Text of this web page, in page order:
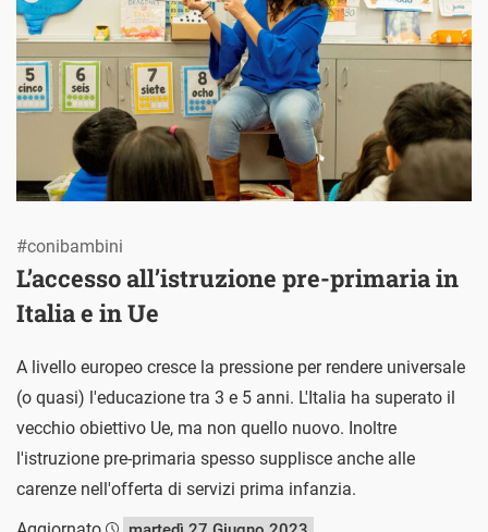
L’accesso all’istruzione pre-primaria in
Italia e in Ue
#conibambini
A livello europeo cresce la pressione per rendere universale
(o quasi) l'educazione tra 3 e 5 anni. L'Italia ha superato il
vecchio obiettivo Ue, ma non quello nuovo. Inoltre
l'istruzione pre-primaria spesso supplisce anche alle
carenze nell'offerta di servizi prima infanzia.